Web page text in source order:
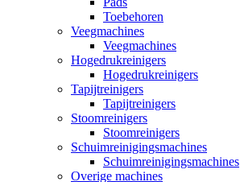
Toebehoren
Veegmachines
Veegmachines
Hogedrukreinigers
Hogedrukreinigers
Tapijtreinigers
Tapijtreinigers
Stoomreinigers
Stoomreinigers
Schuimreinigingsmachines
Schuimreinigingsmachines
Overige machines